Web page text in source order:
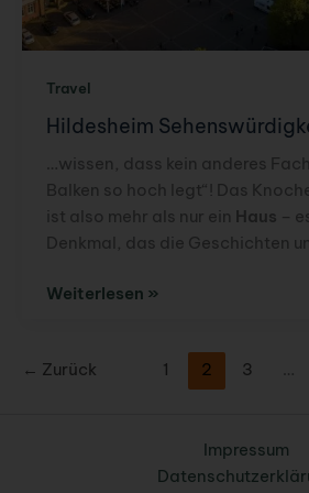
Travel
Hildesheim
…wissen, dass kein anderes
Balken so hoch legt“! Das
ist also mehr als nur ein Haus –
Denkmal, das die Geschichten
Hildesheim
Weiterlesen »
← Zurück 1 2 3
Impressum